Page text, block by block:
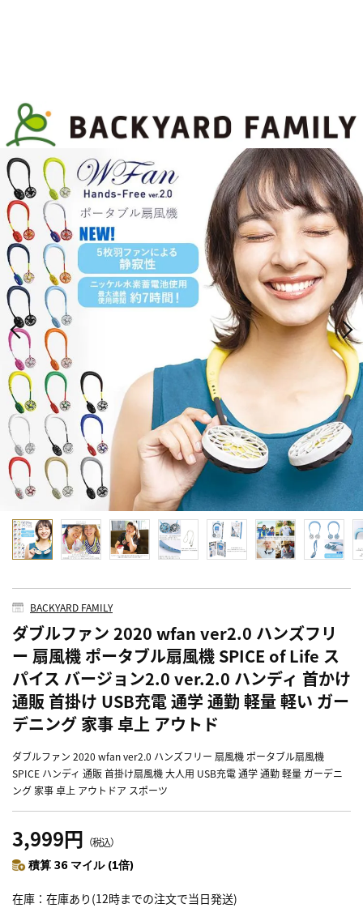
BACKYARD FAMILY
ダブルファン 2020 wfan ver2.0 ハンズフリ
ー 扇風機 ポータブル扇風機 SPICE of Life ス
パイス バージョン2.0 ver.2.0 ハンディ 首かけ
通販 首掛け USB充電 通学 通勤 軽量 軽い ガー
デニング 家事 卓上 アウトド
ダブルファン 2020 wfan ver2.0 ハンズフリー 扇風機 ポータブル扇風機
SPICE ハンディ 通販 首掛け扇風機 大人用 USB充電 通学 通勤 軽量 ガーデニ
ング 家事 卓上 アウトドア スポーツ
3,999円 （税込）
積算 36 マイル (1倍)
在庫 在庫あり(12時までの注文で当日発送)